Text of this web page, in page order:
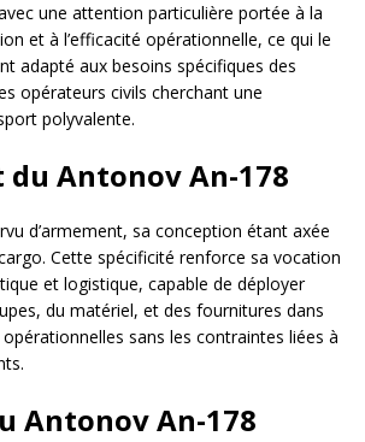
une attention particulière portée à la
et à l’efficacité opérationnelle, ce qui le
adapté aux besoins spécifiques des
opérateurs civils cherchant une
polyvalente.
Antonov An-178
d’armement, sa conception étant axée
Cette spécificité renforce sa vocation
et logistique, capable de déployer
du matériel, et des fournitures dans
sans les contraintes liées à
Antonov An-178